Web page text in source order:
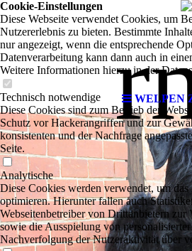
WELPEN
Cookie-Einstellungen
Diese Webseite verwendet Cookies, um
Nutzererlebnis zu bieten. Bestimmte
nur angezeigt, wenn die entsprechende
Datenverarbeitung kann dann auch in
Weitere Informationen hierzu in der
Technisch notwendige
Diese Cookies sind zum Betrieb der
Schutz vor Hackerangriffen und zur
konsistenten und der Nachfrage
Seite.
Analytische
Diese Cookies werden verwendet, um
optimieren. Hierunter fallen auch
Webseitenbetreiber von Drittanbietern zur
sowie die Ausspielung von
Nachverfolgung der Nutzeraktivität über